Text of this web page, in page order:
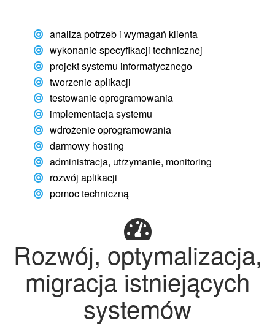
analiza potrzeb i wymagań klienta
wykonanie specyfikacji technicznej
projekt systemu informatycznego
tworzenie aplikacji
testowanie oprogramowania
implementacja systemu
wdrożenie oprogramowania
darmowy hosting
administracja, utrzymanie, monitoring
rozwój aplikacji
pomoc techniczną
Rozwój, optymalizacja,
migracja istniejących
systemów